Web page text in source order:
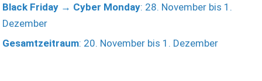
Black Friday → Cyber Monday: 28. November bis 1.
Dezember
Gesamtzeitraum: 20. November bis 1. Dezember